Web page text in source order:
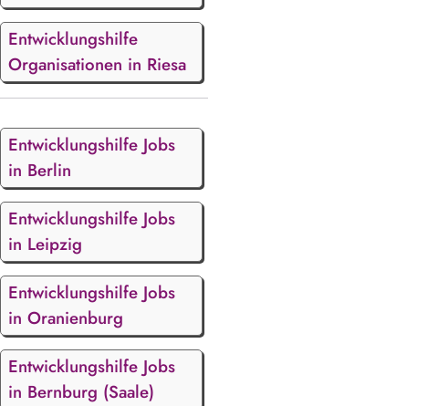
Entwicklungshilfe
Organisationen in Riesa
Entwicklungshilfe Jobs
in Berlin
Entwicklungshilfe Jobs
in Leipzig
Entwicklungshilfe Jobs
in Oranienburg
Entwicklungshilfe Jobs
in Bernburg (Saale)